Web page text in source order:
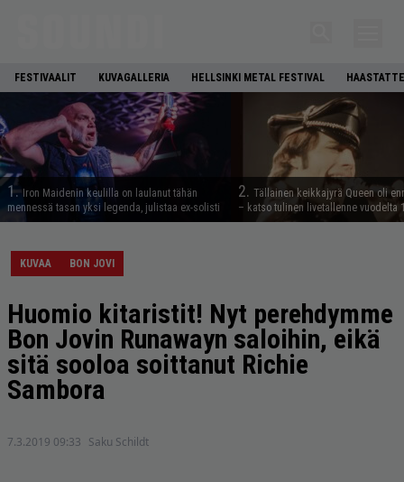
FESTIVAALIT KUVAGALLERIA HELLSINKI METAL FESTIVAL
1. Iron Maidenin keulilla on laulanut tähän
mennessä tasan yksi legenda, julistaa ex-solisti
2. Tällainen keikkajyrä Queen oli
– katso tulinen livetallenne vuodelta
KUVAA BON JOVI
Huomio kitaristit! Nyt perehdymme
Bon Jovin Runawayn saloihin, eikä
sitä sooloa soittanut Richie
Sambora
7.3.2019 09:33 Saku Schildt